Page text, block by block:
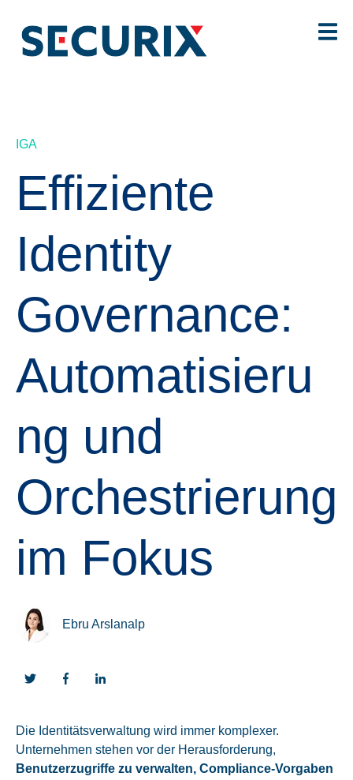
IGA
Effiziente
Identity
Governance:
Automatisieru
ng und
Orchestrierung
im Fokus
Ebru Arslanalp
Die Identitätsverwaltung wird immer komplexer.
Unternehmen stehen vor der Herausforderung,
Benutzerzugriffe zu verwalten, Compliance-Vorgaben